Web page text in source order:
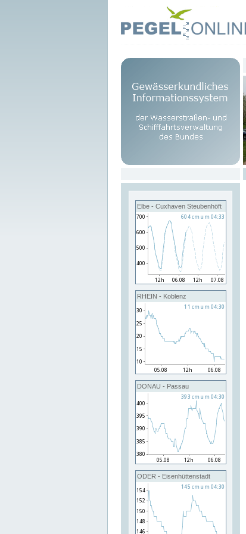
Elbe - Cuxhaven Steubenhöft
RHEIN - Koblenz
DONAU - Passau
ODER - Eisenhüttenstadt